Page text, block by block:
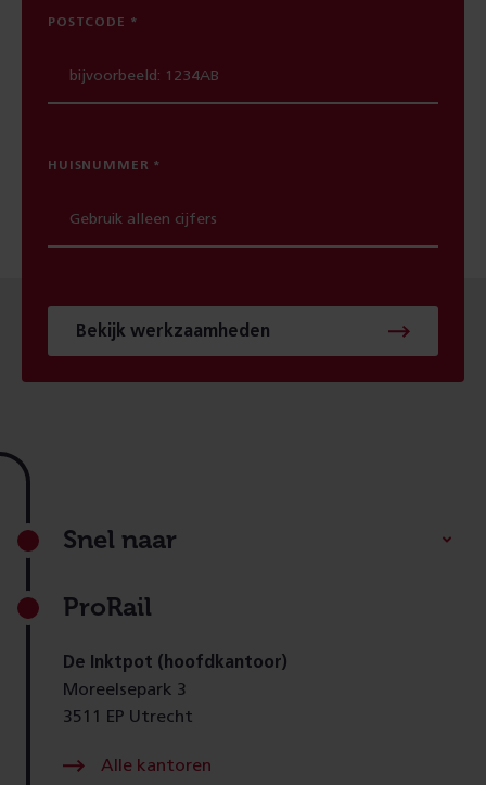
POSTCODE
HUISNUMMER
Bekijk werkzaamheden
Footer
Snel naar
ProRail
De Inktpot (hoofdkantoor)
Moreelsepark 3
3511 EP Utrecht
Alle kantoren